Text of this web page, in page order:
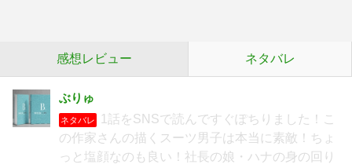
感想レビュー ネタバレ
ぶりゅ
ネタバレ
1話をSNSで読んですぐぽちりました！こ
の作家さんの描くスーツ男子は本当に素敵！ちょ
っと塩顔なのも良い！社長の娘・ハナの身の回り